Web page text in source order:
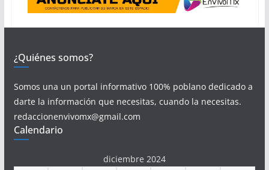
¿Quiénes somos?
Somos una un portal informativo 100% poblano dedicado a
darte la información que necesitas, cuando la necesitas.
redaccionenvivomx@gmail.com
Calendario
diciembre 2024